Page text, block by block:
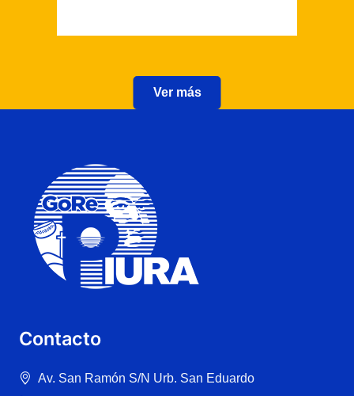
Ver más
Contacto
Av. San Ramón S/N Urb. San Eduardo